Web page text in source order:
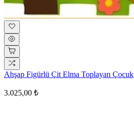
Ahşap Figürlü Çit Elma Toplayan Çocuk
3.025,00 ₺